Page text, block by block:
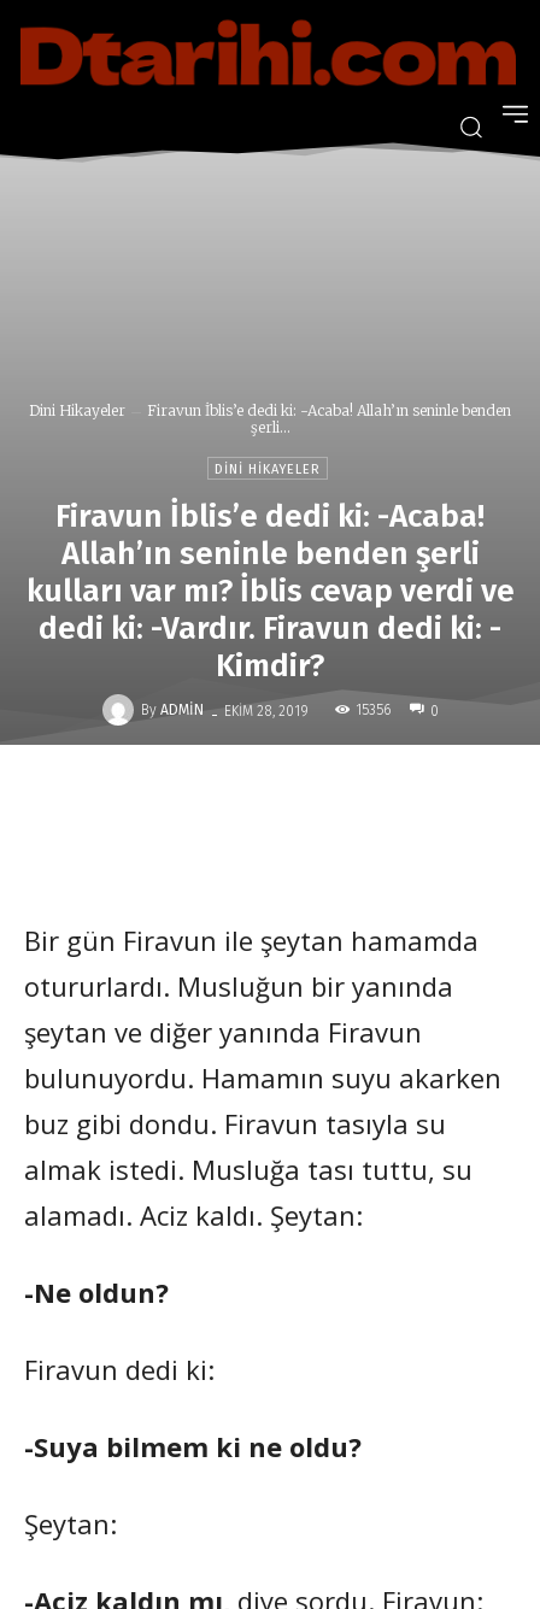
Dini Hikayeler
Firavun İblis’e dedi ki: -Acaba! Allah’ın seninle benden
şerli...
DINI HIKAYELER
Firavun İblis’e dedi ki: -Acaba!
Allah’ın seninle benden şerli
kulları var mı? İblis cevap verdi ve
dedi ki: -Vardır. Firavun dedi ki: -
Kimdir?
By ADMIN - EKIM 28, 2019 15356 0
Bir gün Firavun ile şeytan hamamda
otururlardı. Musluğun bir yanında
şeytan ve diğer yanında Firavun
bulunuyordu. Hamamın suyu akarken
buz gibi dondu. Firavun tasıyla su
almak istedi. Musluğa tası tuttu, su
alamadı. Aciz kaldı. Şeytan:
-Ne oldun?
Firavun dedi ki:
-Suya bilmem ki ne oldu?
Şeytan:
-Aciz kaldın mı, diye sordu. Firavun: